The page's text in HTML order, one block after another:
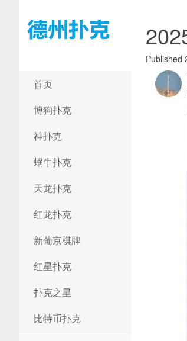
德州扑克平台
首页
博狗扑克
神扑克
蜗牛扑克
天龙扑克
红龙扑克
新葡京棋牌
红星扑克
扑克之星
比特币扑克
Published